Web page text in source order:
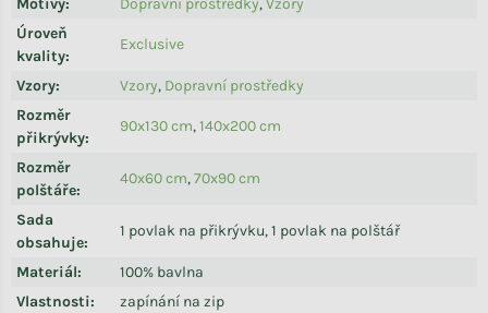
Motivy: Dopravní prostředky,Vzory
Úroveň
kvality:
Exclusive
Vzory: Vzory, Dopravní prostředky
Rozměr
přikrývky:
90x130 cm,140x200 cm
Rozměr
polštáře:
40x60 cm,70x90 cm
Sada
obsahuje:
1 povlak na přikrývku, 1 povlak na polštář
Materiál:
100% bavlna
Vlastnosti: zapínání na zip